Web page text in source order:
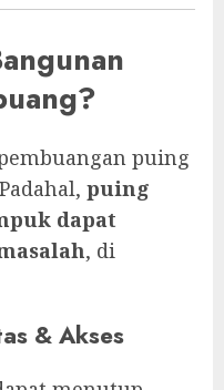
puing
puing
dapat
, di
& Akses